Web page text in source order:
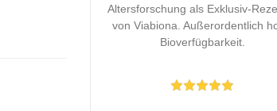
Altersforschung als Exklusiv-
von Viabiona. Außerordentlich
Bioverfügbarkeit.